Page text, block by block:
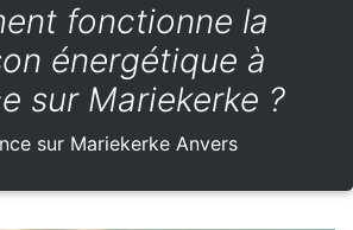
fonctionne la
énergétique à
sur Mariekerke ?
sur Mariekerke Anvers